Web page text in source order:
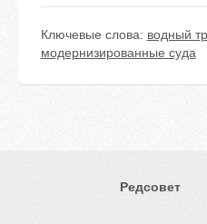
Ключевые слова: водный
модернизированные суда
Редсовет